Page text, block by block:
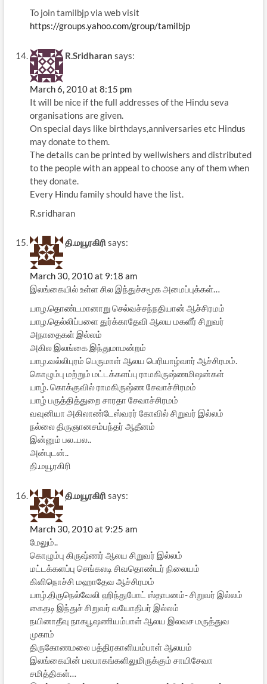
To join tamilbjp via web visit
https://groups.yahoo.com/group/tamilbjp
R.Sridharan says:
March 6, 2010 at 8:15 pm
It will be nice if the full addresses of the Hindu seva
organisations are given.
On special days like birthdays,anniversaries etc Hindus
may donate to them.
The details can be printed by wellwishers and distributed
to the people with an appeal to choose any of them when
they donate.
Every Hindu family should have the list.
R.sridharan
தி.மயூரகிரிsays:
March 30, 2010 at 9:18 am
இலங்கையில் உள்ள சில இந்துச்சமூக அமைப்புக்கள்…
யாழ.தொண்டமானாறு செல்வச்சந்நதியான் ஆச்சிரமம்
யாழ.தெல்லிப்பளை துர்க்காதேவி ஆலய மகளீர் சிறுவர்
அநாதைகள் இல்லம்
அகில இலங்கை இந்துமாமன்றம்
யாழ.வல்லிபுரம் பெருமாள் ஆலய பெரியாழ்வார் ஆச்சிரமம்.
கொழும்பு மற்றும் மட்டக்களப்பு ராமகிருஷ்ணமிஷன்கள்
யாழ். கொக்குவில் ராமகிருஷ்ண சேவாச்சிரமம்
யாழ் பருத்தித்துறை சாரதா சேவாச்சிரமம்
வவுனியா அகிலாண்டேஸ்வரர் கோவில் சிறுவர் இல்லம்
நல்லை திருஞானசம்பந்தர் ஆதீனம்
இன்னும் பல..பல..
அன்புடன்..
தி.மயூரகிரி
தி.மயூரகிரிsays:
March 30, 2010 at 9:25 am
மேலும்..
கொழும்பு கிருஷ்ணர் ஆலய சிறுவர் இல்லம்
மட்டக்களப்பு செங்கலடி சிவதொண்டர் நிலையம்
கிளிநொச்சி மஹாதேவ ஆச்சிரமம்
யாழ்.திருநெல்வேலி ஹிந்துபோட் ஸ்தாபனம்- சிறுவர் இல்லம்
கைதடி இந்துச் சிறுவர் வயோதிபர் இல்லம்
நயினாதீவு நாகபூஷணியம்பாள் ஆலய இலவச மருத்துவ
முகாம்
திருகோணமலை பத்திரகாளியம்பாள் ஆலயம்
இலங்கையின் பலபாகங்களிலுமிருக்கும் சாயிசேவா
சமித்திகள்…